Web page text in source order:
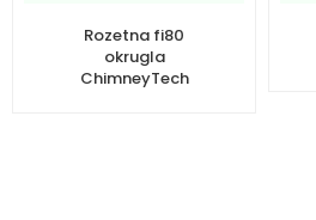
Rozetna fi80
okrugla
ChimneyTech